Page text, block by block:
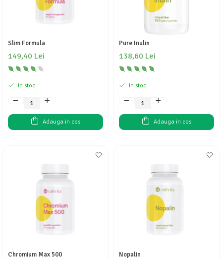
Slim Formula
149,40 Lei
In stoc
Adauga in cos
Pure Inulin
138,60 Lei
In stoc
Adauga in cos
Chromium Max 500 Nopalin